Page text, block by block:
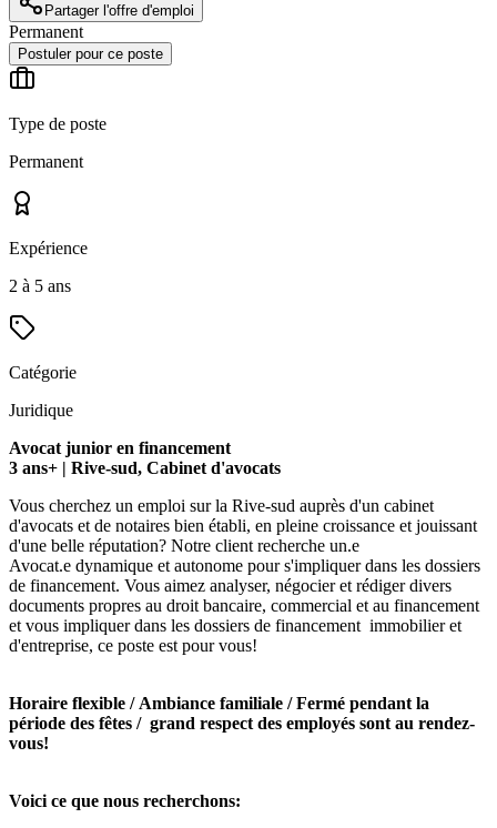
Partager l'offre d'emploi
Permanent
Postuler pour ce poste
Type de poste
Permanent
Expérience
2 à 5 ans
Catégorie
Juridique
Avocat junior en financement
3 ans+ | Rive-sud, Cabinet d'avocats
Vous cherchez un emploi sur la Rive-sud auprès d'un cabinet
d'avocats et de notaires bien établi, en pleine croissance et jouissant
d'une belle réputation? Notre client recherche un.e
Avocat.e dynamique et autonome pour s'impliquer dans les dossiers
de financement. Vous aimez analyser, négocier et rédiger divers
documents propres au droit bancaire, commercial et au financement
et vous impliquer dans les dossiers de financement immobilier et
d'entreprise, ce poste est pour vous!
Horaire flexible / Ambiance familiale / Fermé pendant la
période des fêtes / grand respect des employés sont au rendez-
vous!
Voici ce que nous recherchons: